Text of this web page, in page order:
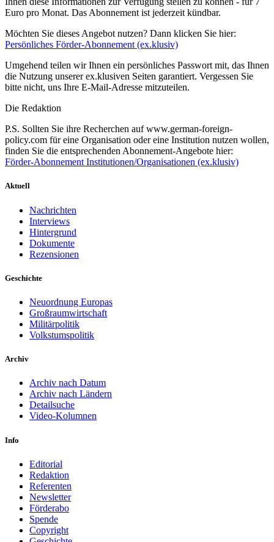
Euro pro Monat. Das Abonnement ist jederzeit kündbar.
Möchten Sie dieses Angebot nutzen? Dann klicken Sie hier:
Persönliches Förder-Abonnement (ex.klusiv)
Umgehend teilen wir Ihnen ein persönliches Passwort mit, das Ihnen
die Nutzung unserer ex.klusiven Seiten garantiert. Vergessen Sie
bitte nicht, uns Ihre E-Mail-Adresse mitzuteilen.
Die Redaktion
P.S. Sollten Sie ihre Recherchen auf www.german-foreign-
policy.com für eine Organisation oder eine Institution nutzen wollen,
finden Sie die entsprechenden Abonnement-Angebote hier:
Förder-Abonnement Institutionen/Organisationen (ex.klusiv)
Aktuell
Nachrichten
Interviews
Hintergrund
Dokumente
Rezensionen
Geschichte
Neuordnung Europas
Großraumwirtschaft
Militärpolitik
Volkstumspolitik
Archiv
Archiv nach Datum
Archiv nach Ländern
Detailsuche
Video-Kolumnen
Info
Editorial
Redaktion
Referenten
Newsletter
Förderabo
Spende
Copyright